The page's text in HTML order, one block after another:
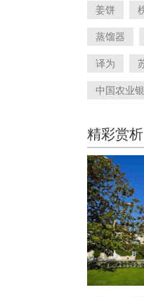
姜饼
蒸馏器
译为
中国农业
精彩赏析